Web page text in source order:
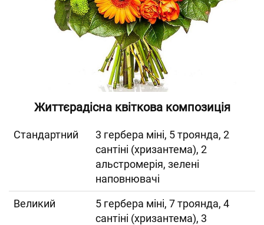
Життєрадісна квіткова композиція
Cтандартний
3 гербера міні, 5 троянда, 2
сантіні (хризантема), 2
альстромерія, зелені
наповнювачі
Великий
5 гербера міні, 7 троянда, 4
сантіні (хризантема), 3